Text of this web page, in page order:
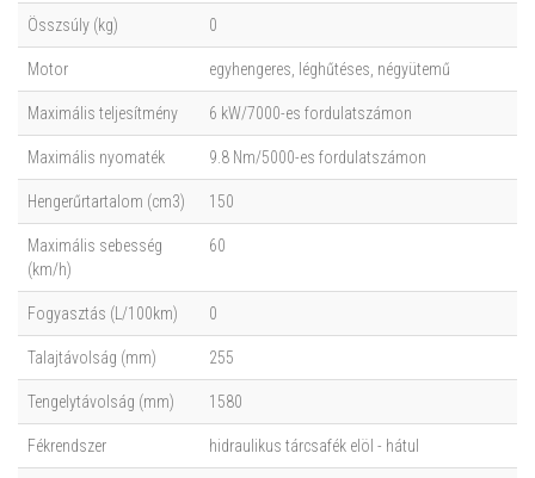
Összsúly (kg) 0
Motor egyhengeres, léghűtéses, négyütemű
Maximális teljesítmény 6 kW/7000-es fordulatszámon
Maximális nyomaték 9.8 Nm/5000-es fordulatszámon
Hengerűrtartalom (cm3) 150
Maximális sebesség
(km/h)
60
Fogyasztás (L/100km) 0
Talajtávolság (mm) 255
Tengelytávolság (mm) 1580
Fékrendszer hidraulikus tárcsafék elöl - hátul